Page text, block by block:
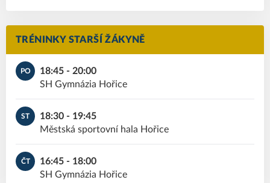
TRÉNINKY STARŠÍ ŽÁKYNĚ
PO
18:45 - 20:00
SH Gymnázia Hořice
ST
18:30 - 19:45
Městská sportovní hala Hořice
ČT
16:45 - 18:00
SH Gymnázia Hořice